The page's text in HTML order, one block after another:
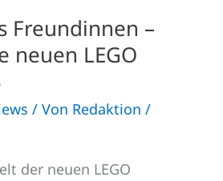
Freundinnen –
neuen LEGO
/ Von Redaktion /
der neuen LEGO